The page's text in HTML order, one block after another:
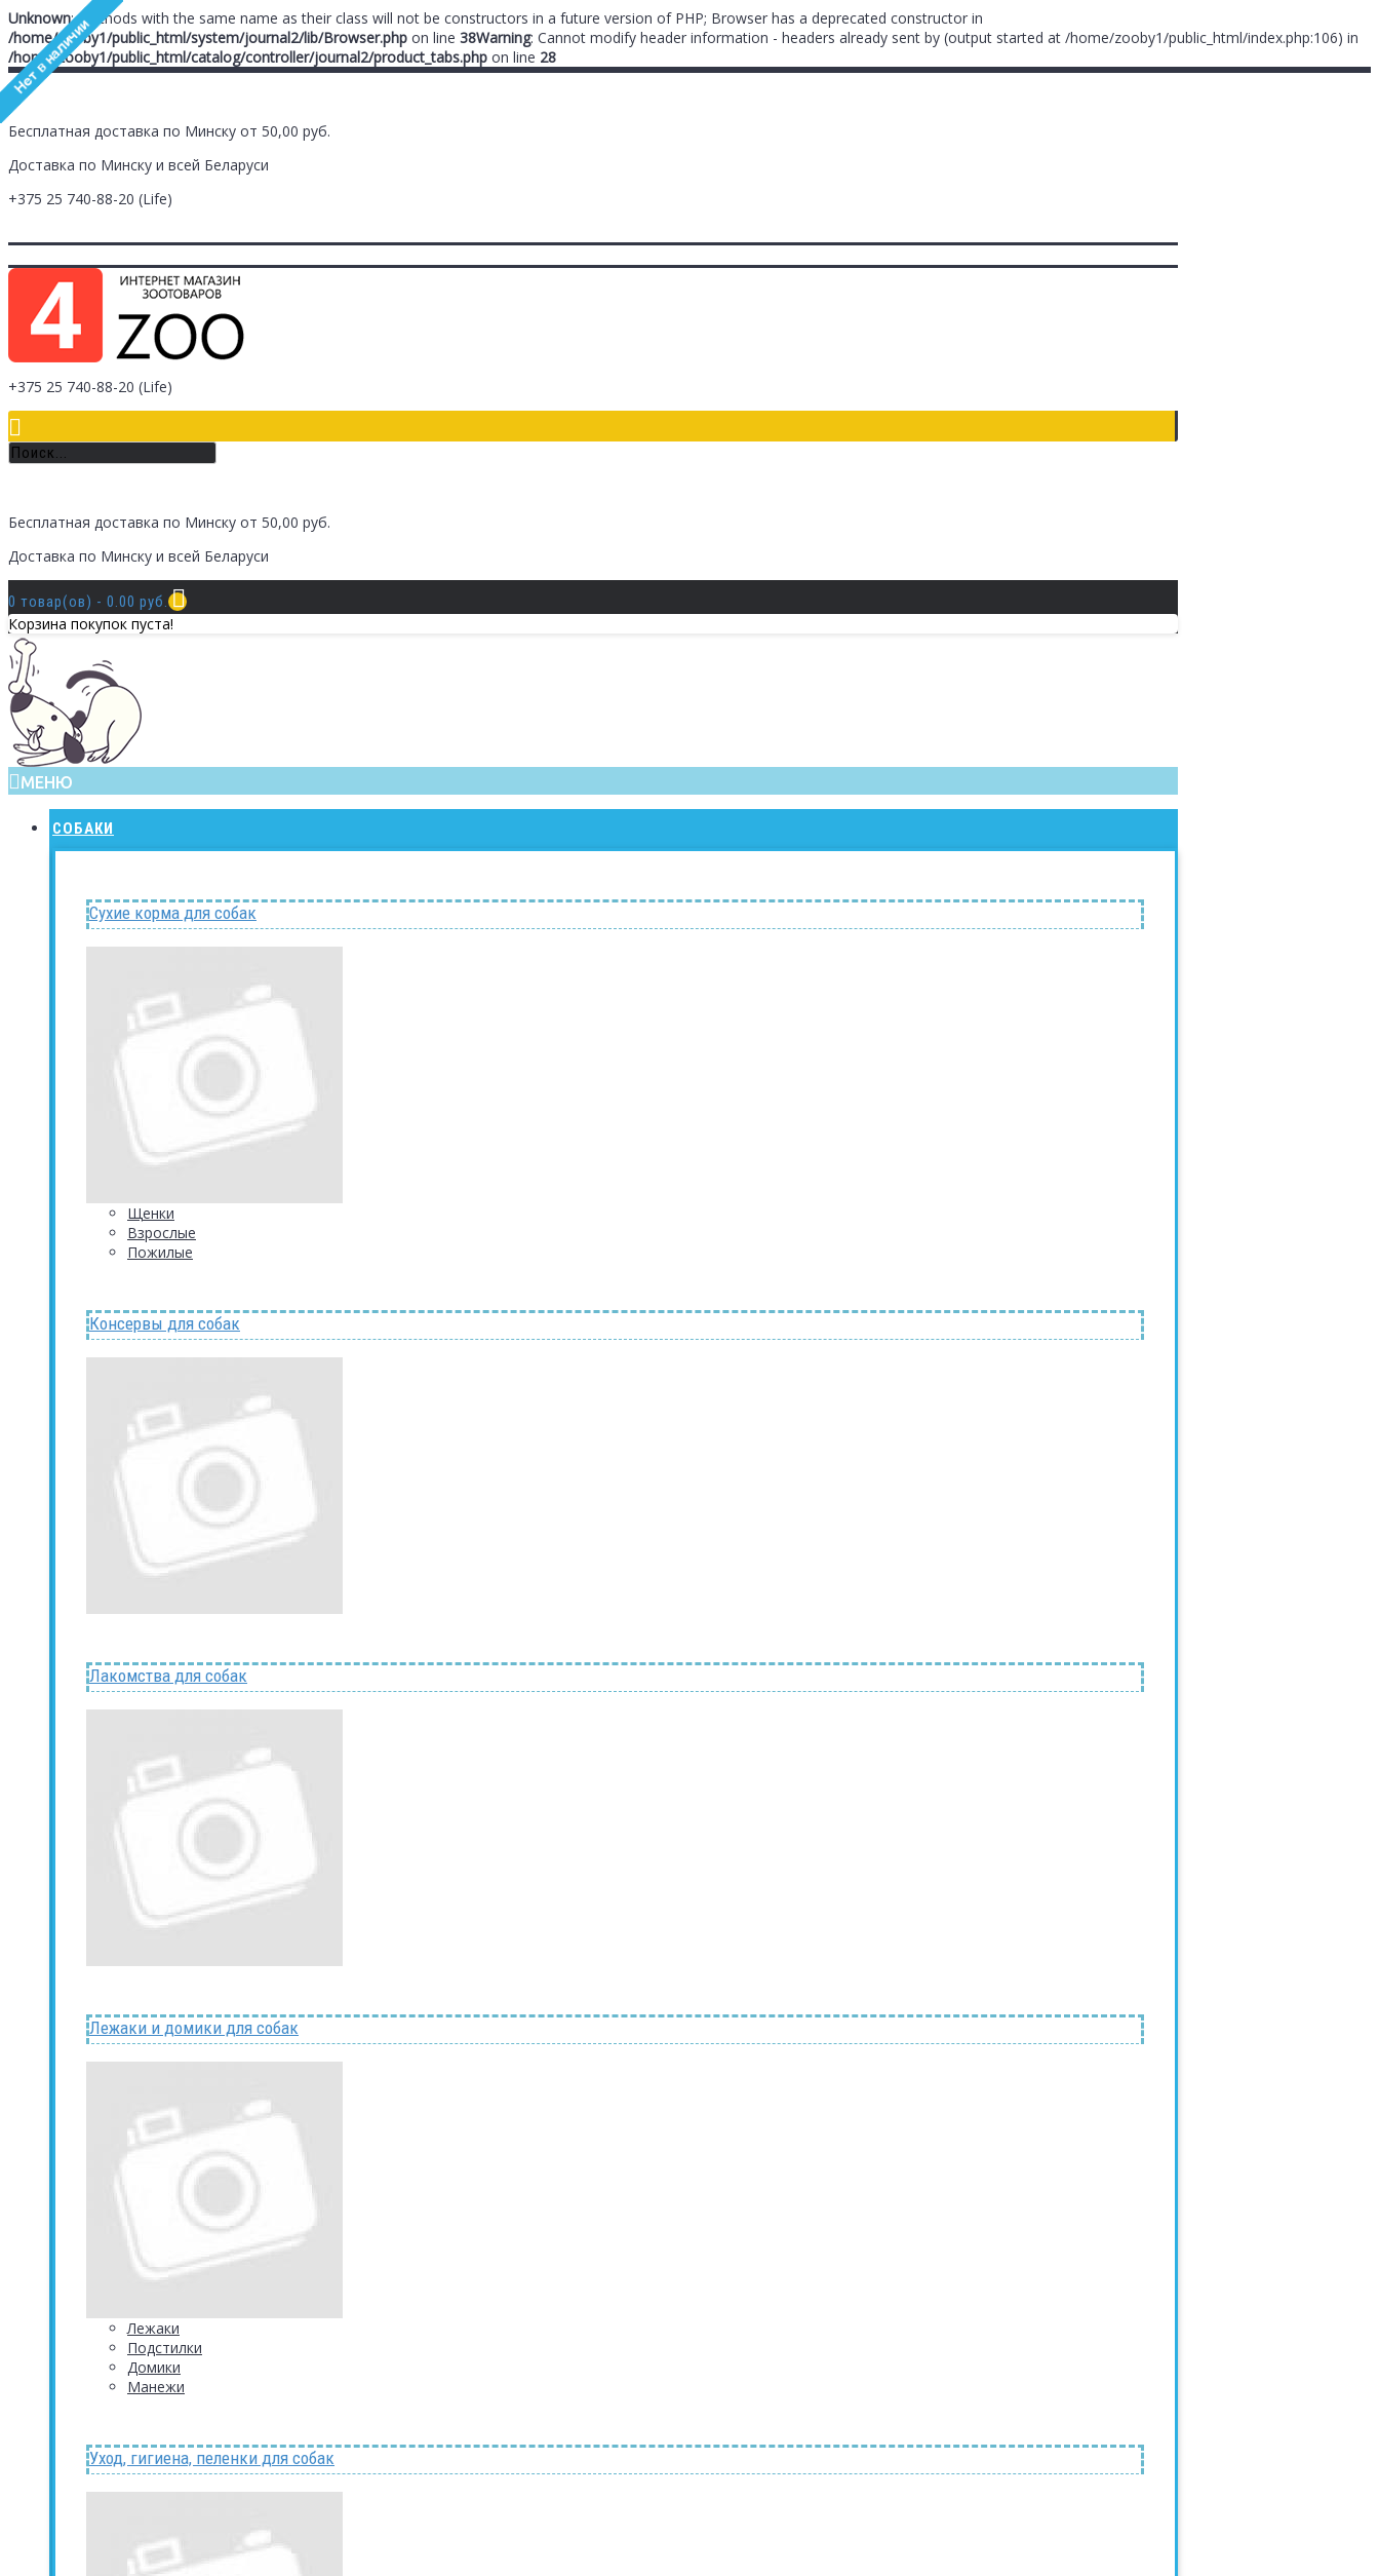
Unknown: Methods with the same name as their class will not be constructors in a future version of PHP; Browser has a deprecated constructor in
/home/zooby1/public_html/system/journal2/lib/Browser.php on line 38Warning: Cannot modify header information - headers already sent by (output started at /home/zooby1/public_html/index.php:106) in
/home/zooby1/public_html/catalog/controller/journal2/product_tabs.php on line 28
Бесплатная доставка по Минску от 50,00 руб.
Доставка по Минску и всей Беларуси
+375 25 740-88-20 (Life)
+375 25 740-88-20 (Life)
Бесплатная доставка по Минску от 50,00 руб.
Доставка по Минску и всей Беларуси
0 товар(ов) - 0.00 руб.
Корзина покупок пуста!
МЕНЮ
СОБАКИ
Сухие корма для собак
Щенки
Взрослые
Пожилые
Консервы для собак
Лакомства для собак
Лежаки и домики для собак
Лежаки
Подстилки
Домики
Манежи
Уход, гигиена, пеленки для собак